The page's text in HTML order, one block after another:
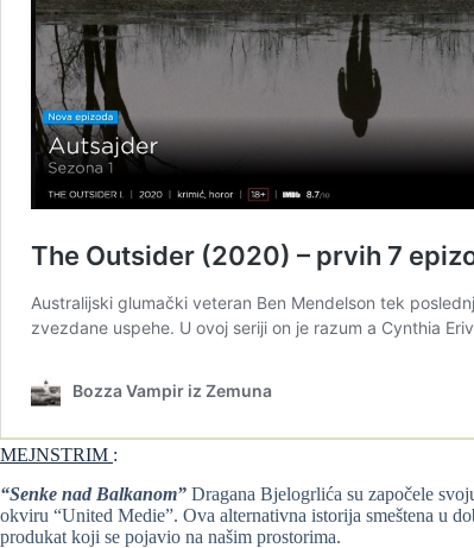
MEJNSTRIM :
“Senke nad Balkanom” Dragana Bjelogrlića su započele
okviru “United Medie”. Ova alternativna istorija smeštena u
produkat koji se pojavio na našim prostorima.